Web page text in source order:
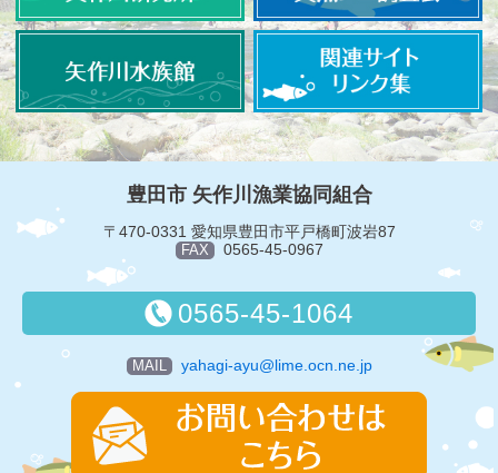
豊田市 矢作川漁業協同組合
〒470-0331 愛知県豊田市平戸橋町波岩87
FAX 0565-45-0967
0565-45-1064
MAIL yahagi-ayu@lime.ocn.ne.jp